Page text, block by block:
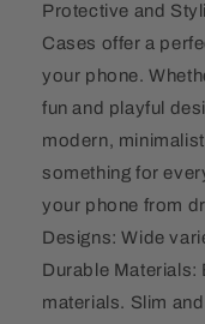
Protective and
Cases offer a
your phone.
fun and playful
modern,
something for
your phone from
Designs: Wide
Durable Materials:
materials. Slim